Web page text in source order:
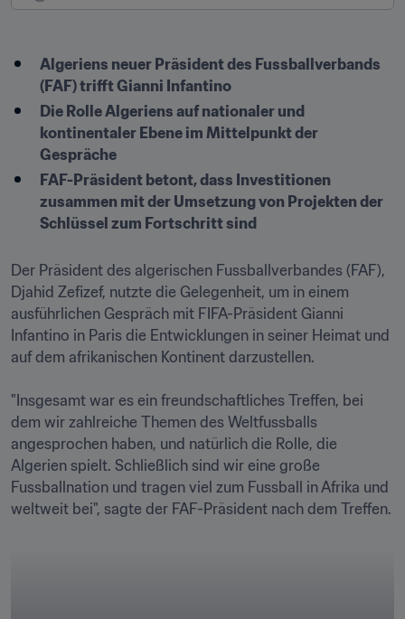
Algeriens neuer Präsident des Fussballverbands
(FAF) trifft Gianni Infantino
Die Rolle Algeriens auf nationaler und
kontinentaler Ebene im Mittelpunkt der
Gespräche
FAF-Präsident betont, dass Investitionen
zusammen mit der Umsetzung von Projekten der
Schlüssel zum Fortschritt sind
Der Präsident des algerischen Fussballverbandes (FAF),
Djahid Zefizef, nutzte die Gelegenheit, um in einem
ausführlichen Gespräch mit FIFA-Präsident Gianni
Infantino in Paris die Entwicklungen in seiner Heimat und
auf dem afrikanischen Kontinent darzustellen.
"Insgesamt war es ein freundschaftliches Treffen, bei
dem wir zahlreiche Themen des Weltfussballs
angesprochen haben, und natürlich die Rolle, die
Algerien spielt. Schließlich sind wir eine große
Fussballnation und tragen viel zum Fussball in Afrika und
weltweit bei", sagte der FAF-Präsident nach dem Treffen.